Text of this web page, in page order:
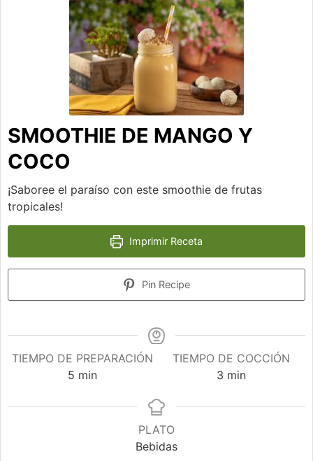
SMOOTHIE DE MANGO Y
COCO
¡Saboree el paraíso con este smoothie de frutas
tropicales!
Imprimir Receta
Pin Recipe
TIEMPO DE PREPARACIÓN
5minutos
min
TIEMPO DE COCCIÓN
3minutos
min
PLATO
Bebidas